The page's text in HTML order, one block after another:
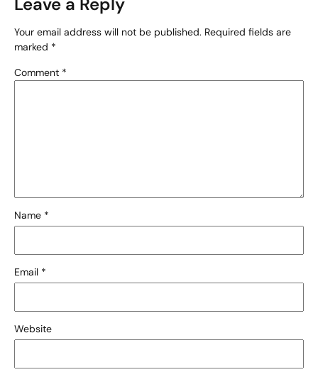
Your email address will not be published. Required fields are
marked *
Comment *
Name *
Email *
Website